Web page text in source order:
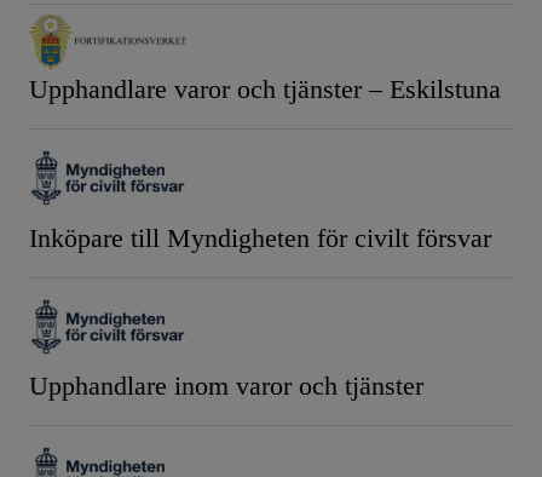
Upphandlare varor och tjänster – Eskilstuna
Inköpare till Myndigheten för civilt försvar
Upphandlare inom varor och tjänster